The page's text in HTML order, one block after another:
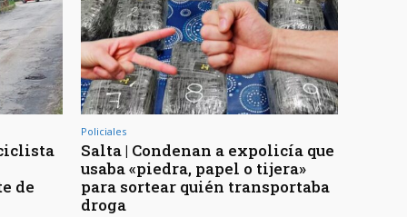
de
Policiales
Salta | Condenan a expolicía que
usaba «piedra, papel o tijera»
para sortear quién transportaba
droga